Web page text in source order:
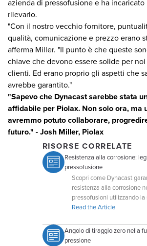
azienda di pressofusione e ha incaricato
rilevarlo.
"Con il nostro vecchio fornitore,
qualità, comunicazione e prezzo erano
afferma Miller. "Il punto è che queste
chiave che devono essere solide per
clienti. Ed erano proprio gli aspetti che
avrebbe garantito."
"Sapevo che Dynacast sarebbe stata
affidabile per Piolax. Non solo ora, ma
avremmo potuto collaborare,
futuro." - Josh Miller, Piolax
RISORSE CORRELATE
Resistenza alla corrosione:
pressofusione
Scopri come Dynacast
resistenza alla corrosione
pressofusioni utilizzando la
dei materiali e trattamenti
Read the Article
Angolo di tiraggio zero nella
pressione